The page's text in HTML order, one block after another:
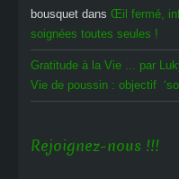
bousquet dans Œil fermé,
soignées toutes seules !
Gratitude à la Vie ... par
Vie de poussin : objectif
Rejoignez-nous !!!